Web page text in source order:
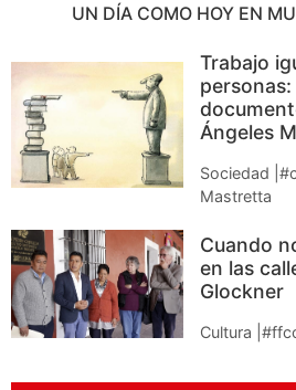
UN DÍA COMO HOY EN
Trabajo
Ángeles
Sociedad
Mastretta
Cuando
en las
Glockner
Cultura